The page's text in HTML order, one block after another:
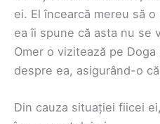
ei. El încearcă mereu să
ea îi spune că asta nu se
Omer o vizitează pe
despre ea, asigurând-o
Din cauza situației fiicei